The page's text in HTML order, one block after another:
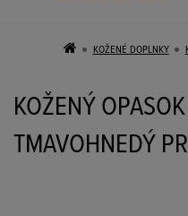
KOŽENÉ DOPLNKY
KOŽENÝ
TMAVOHNEDÝ